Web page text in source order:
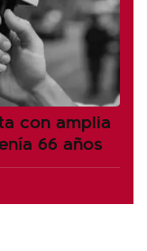
con amplia
66 años